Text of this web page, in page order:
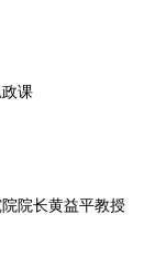
课
院长黄益平教授